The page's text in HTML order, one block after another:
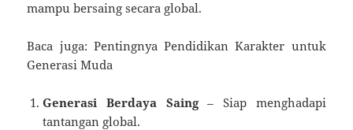
mampu bersaing secara global.
Baca juga: Pentingnya Pendidikan Karakter untuk
Generasi Muda
Generasi Berdaya Saing– Siap menghadapi
tantangan global.